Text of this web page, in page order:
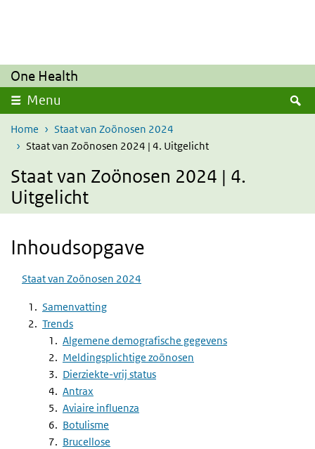
One Health
Menu
Home
Staat van Zoönosen 2024
Staat van Zoönosen 2024 | 4. Uitgelicht
Staat van Zoönosen 2024 | 4.
Uitgelicht
Inhoudsopgave
Staat van Zoönosen 2024
Samenvatting
Trends
Algemene demografische gegevens
Meldingsplichtige zoönosen
Dierziekte-vrij status
Antrax
Aviaire influenza
Botulisme
Brucellose